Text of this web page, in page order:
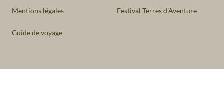
Mentions légales Festival Terres d'Aventure
Guide de voyage